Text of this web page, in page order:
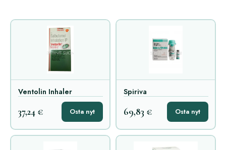
Ventolin Inhaler
37,24 € Osta nyt
Spiriva
69,83 € Osta nyt